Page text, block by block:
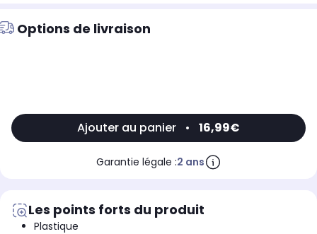
Options de livraison
Ajouter au panier • 16,99€
Garantie légale :2 ans
Les points forts du produit
Plastique